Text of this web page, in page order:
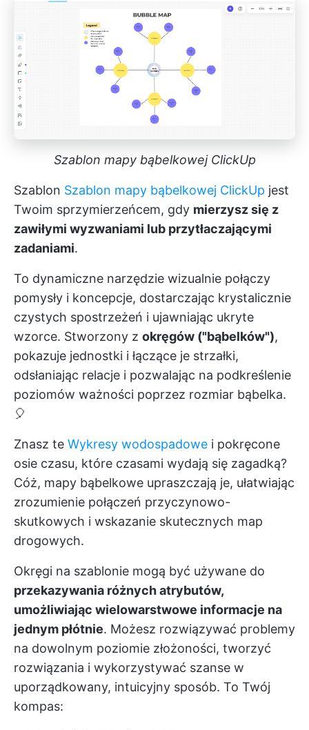
Szablon mapy bąbelkowej ClickUp
Szablon Szablon mapy bąbelkowej ClickUp jest
Twoim sprzymierzeńcem, gdy mierzysz się z
zawiłymi wyzwaniami lub przytłaczającymi
zadaniami.
To dynamiczne narzędzie wizualnie połączy
pomysły i koncepcje, dostarczając krystalicznie
czystych spostrzeżeń i ujawniając ukryte
wzorce. Stworzony z okręgów ("bąbelków"),
pokazuje jednostki i łączące je strzałki,
odsłaniając relacje i pozwalając na podkreślenie
poziomów ważności poprzez rozmiar bąbelka.
🎈
Znasz te Wykresy wodospadowe i pokręcone
osie czasu, które czasami wydają się zagadką?
Cóż, mapy bąbelkowe upraszczają je, ułatwiając
zrozumienie połączeń przyczynowo-
skutkowych i wskazanie skutecznych map
drogowych.
Okręgi na szablonie mogą być używane do
przekazywania różnych atrybutów,
umożliwiając wielowarstwowe informacje na
jednym płótnie. Możesz rozwiązywać problemy
na dowolnym poziomie złożoności, tworzyć
rozwiązania i wykorzystywać szanse w
uporządkowany, intuicyjny sposób. To Twój
kompas: